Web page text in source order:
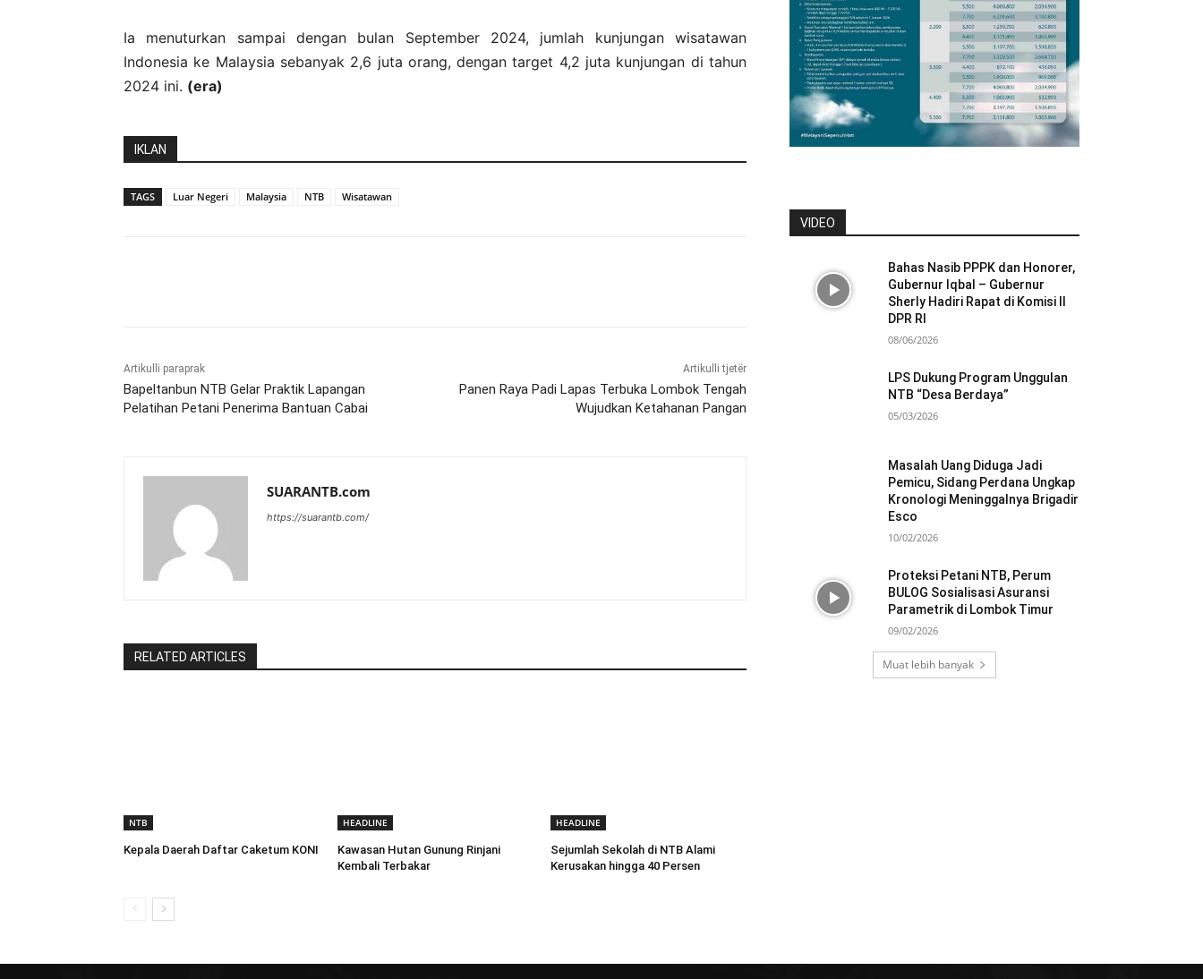
Ia menuturkan sampai dengan bulan September 2024, jumlah kunjungan wisatawan
Indonesia ke Malaysia sebanyak 2,6 juta orang, dengan target 4,2 juta kunjungan di tahun
2024 ini. (era)
IKLAN
TAGS Luar Negeri Malaysia NTB Wisatawan
Artikulli paraprak
Bapeltanbun NTB Gelar Praktik Lapangan
Pelatihan Petani Penerima Bantuan Cabai
Artikulli tjetër
Panen Raya Padi Lapas Terbuka Lombok Tengah
Wujudkan Ketahanan Pangan
SUARANTB.com
https://suarantb.com/
RELATED ARTICLES
NTB
Kepala Daerah Daftar Caketum KONI
HEADLINE
Kawasan Hutan Gunung Rinjani
Kembali Terbakar
HEADLINE
Sejumlah Sekolah di NTB Alami
Kerusakan hingga 40 Persen
VIDEO
Bahas Nasib PPPK dan Honorer,
Gubernur Iqbal – Gubernur
Sherly Hadiri Rapat di Komisi II
DPR RI
08/06/2026
LPS Dukung Program Unggulan
NTB “Desa Berdaya”
05/03/2026
Masalah Uang Diduga Jadi
Pemicu, Sidang Perdana Ungkap
Kronologi Meninggalnya Brigadir
Esco
10/02/2026
Proteksi Petani NTB, Perum
BULOG Sosialisasi Asuransi
Parametrik di Lombok Timur
09/02/2026
Muat lebih banyak